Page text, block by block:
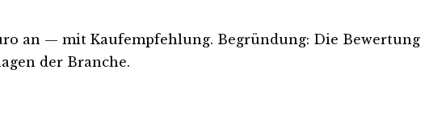
an — mit Kaufempfehlung. Begründung: Die Bewertung
der Branche.